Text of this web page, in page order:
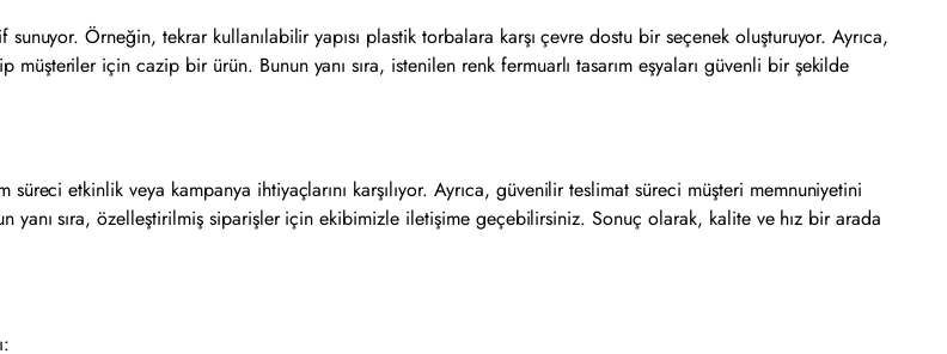
Örneğin, tekrar kullanılabilir yapısı plastik torbalara karşı çevre dostu bir seçenek oluşturuyor. Ayrıca,
için cazip bir ürün. Bunun yanı sıra, istenilen renk fermuarlı tasarım eşyaları güvenli bir şekilde
etkinlik veya kampanya ihtiyaçlarını karşılıyor. Ayrıca, güvenilir teslimat süreci müşteri memnuniyetini
yanı sıra, özelleştirilmiş siparişler için ekibimizle iletişime geçebilirsiniz. Sonuç olarak, kalite ve hız bir arada